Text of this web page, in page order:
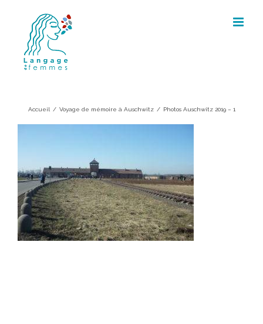
content
Accueil / Voyage de mémoire à Auschwitz / Photos Auschwitz 2019 – 1